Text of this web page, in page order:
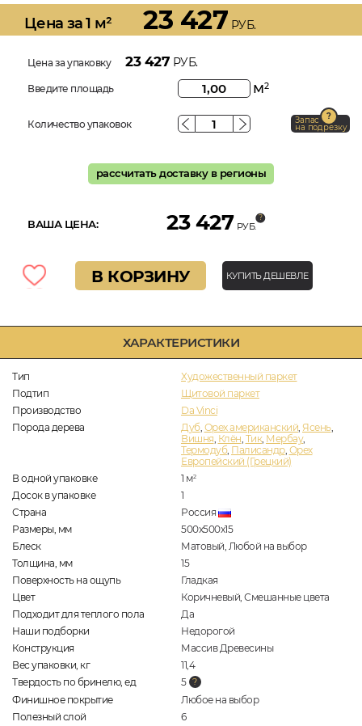
ХАРАКТЕРИСТИКИ
Тип
Художественный паркет
Подтип
Щитовой паркет
Производство
Da Vinci
Порода дерева
Дуб, Орех американский, Ясень,
Вишня, Клён, Тик, Мербау,
Термодуб, Палисандр, Орех
Европейский (Грецкий)
В одной упаковке
1 м2
Досок в упаковке
1
Страна
Россия
Размеры, мм
500x500x15
Блеск
Матовый, Любой на выбор
Толщина, мм
15
Поверхность на ощупь
Гладкая
Цвет
Коричневый, Смешанные цвета
Подходит для теплого пола
Да
Наши подборки
Недорогой
Конструкция
Массив Древесины
Вес упаковки, кг
11,4
Твердость по бринелю, ед
5
Финишное покрытие
Любое на выбор
Полезный слой
6
Цена за 1 м² 23 427 РУБ.
Цена за упаковку 23 427 РУБ.
Введите площадь м2
Количество упаковок Запас
на подрезку
рассчитать доставку в регионы
ВАША ЦЕНА: 23 427 РУБ.
В КОРЗИНУ КУПИТЬ ДЕШЕВЛЕ